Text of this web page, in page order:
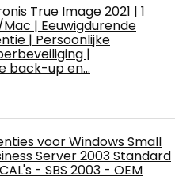
True Image 2021 | 1
Mac | Eeuwigdurende
| Persoonlijke
|
back-up en…
voor Windows Small
Server 2003 Standard
- SBS 2003 - OEM